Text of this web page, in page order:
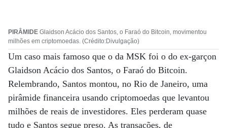
PIRÂMIDE Glaidson Acácio dos Santos, o Faraó do Bitcoin, movimentou
milhões em criptomoedas. (Crédito:Divulgação)
Um caso mais famoso que o da MSK foi o do ex-garçon
Glaidson Acácio dos Santos, o Faraó do Bitcoin.
Relembrando, Santos montou, no Rio de Janeiro, uma
pirâmide financeira usando criptomoedas que levantou
milhões de reais de investidores. Eles perderam quase
tudo e Santos segue preso. As transações, de